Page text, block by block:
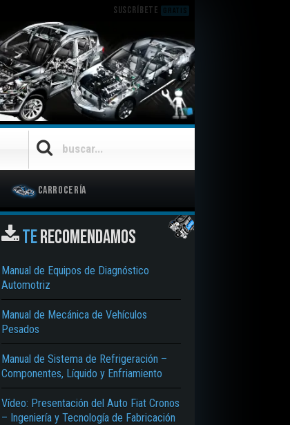
SUSCRÍBETE GRATIS
Carrocería
TERECOMENDAMOS
Manual de Equipos de Diagnóstico
Automotriz
Manual de Mecánica de Vehículos
Pesados
Manual de Sistema de Refrigeración –
Componentes, Líquido y Enfriamiento
Vídeo: Presentación del Auto Fiat Cronos
– Ingeniería y Tecnología de Fabricación